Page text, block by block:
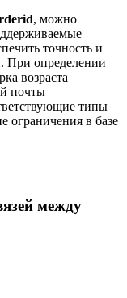
, можно
точность и
При определении
возраста
почты
типы
ограничения в базе
между